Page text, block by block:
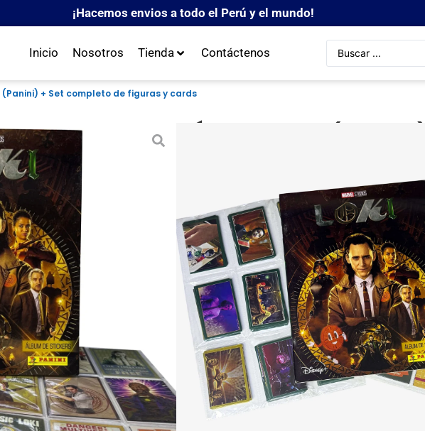
¡Hacemos envios a todo el Perú y el mundo!
Inicio Nosotros Tienda Contáctenos
(Panini) + Set completo de figuras y cards
Descripción:
La megacolección contiene: Álbum vacío
completo de figuras para pegar.
Set
Peso: 0.385kg
S/150.00
Sin existencias
Comparte: